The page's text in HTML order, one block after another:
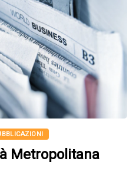
Metropolitana